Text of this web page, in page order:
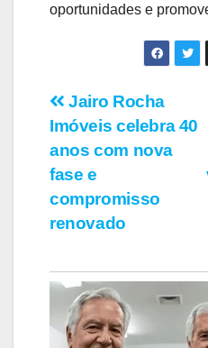
oportunidades e
Navegação
de
Post
Jairo Rocha
Imóveis celebra 40
anos com nova
fase e
compromisso
renovado